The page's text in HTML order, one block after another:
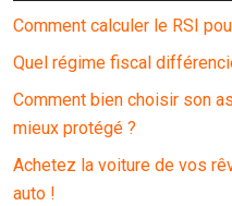
Comment calculer le RSI
Quel régime fiscal
Comment bien choisir son
mieux protégé ?
Achetez la voiture de vos
auto !